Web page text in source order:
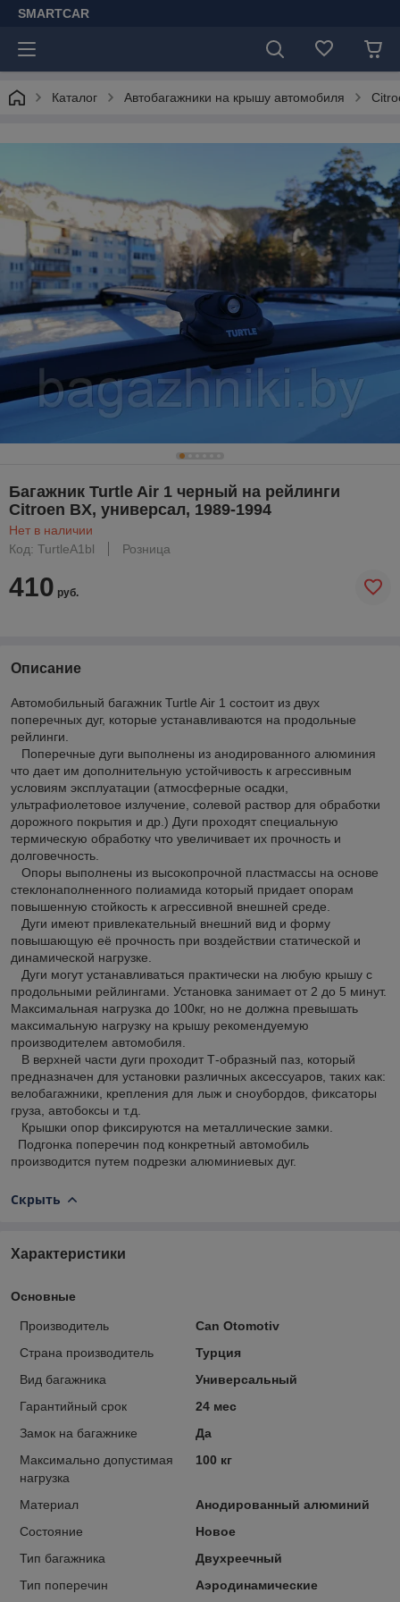
SMARTCAR
Каталог Автобагажники на крышу автомобиля
Багажник Turtle Air 1 черный на рейлинги
Citroen BX, универсал, 1989-1994
Нет в наличии
Код: TurtleA1bl
Розница
410 руб.
Описание
Автомобильный багажник Turtle Air 1 состоит из двух
поперечных дуг, которые устанавливаются на продольные
рейлинги.
Поперечные дуги выполнены из анодированного алюминия
что дает им дополнительную устойчивость к агрессивным
условиям эксплуатации (атмосферные осадки,
ультрафиолетовое излучение, солевой раствор для обработки
дорожного покрытия и др.) Дуги проходят специальную
термическую обработку что увеличивает их прочность и
долговечность.
Опоры выполнены из высокопрочной пластмассы на основе
стеклонаполненного полиамида который придает опорам
повышенную стойкость к агрессивной внешней среде.
Дуги имеют привлекательный внешний вид и форму
повышающую её прочность при воздействии статической и
динамической нагрузке.
Дуги могут устанавливаться практически на любую крышу с
продольными рейлингами. Установка занимает от 2 до 5 минут.
Максимальная нагрузка до 100кг, но не должна превышать
максимальную нагрузку на крышу рекомендуемую
производителем автомобиля.
В верхней части дуги проходит Т-образный паз, который
предназначен для установки различных аксессуаров, таких как:
велобагажники, крепления для лыж и сноубордов, фиксаторы
груза, автобоксы и т.д.
Крышки опор фиксируются на металлические замки.
Подгонка поперечин под конкретный автомобиль
производится путем подрезки алюминиевых дуг.
Скрыть
Характеристики
Основные
Производитель
Can Otomotiv
Страна производитель
Турция
Вид багажника
Универсальный
Гарантийный срок
24 мес
Замок на багажнике
Да
Максимально допустимая
нагрузка
100 кг
Материал
Анодированный алюминий
Состояние
Новое
Тип багажника
Двухреечный
Тип поперечин
Аэродинамические